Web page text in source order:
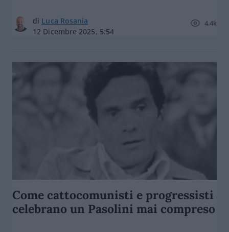
di Luca Rosania
12 Dicembre 2025, 5:54
4.4k
Come cattocomunisti e progressisti
celebrano un Pasolini mai compreso